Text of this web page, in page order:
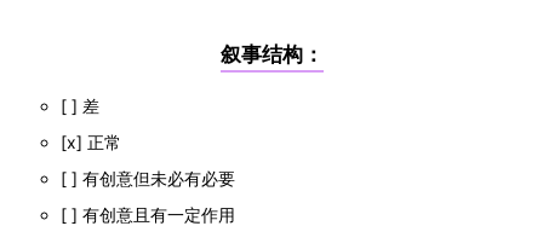
叙事结构：
[ ] 差
[x] 正常
[ ] 有创意但未必有必要
[ ] 有创意且有一定作用